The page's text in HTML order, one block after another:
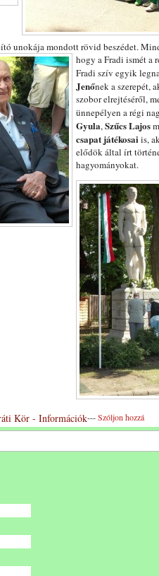
unokája mondott rövid beszédet.
hogy a Fradi ismét a
Fradi szív egyik
Jenőnek a szerepét,
szobor elrejtéséről,
ünnepélyen a régi
Gyula,Szűcs Lajos
csapat játékosaiis,
elődök által írt
hagyományokat.
Kör - Információk---Szóljon hozzá